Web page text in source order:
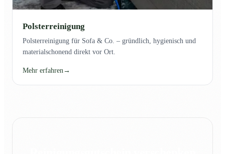
Polsterreinigung
Polsterreinigung für Sofa & Co. – gründlich, hygienisch und
materialschonend direkt vor Ort.
Mehr erfahren→